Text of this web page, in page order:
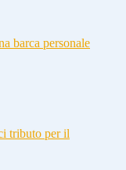
barca personale
tributo per il